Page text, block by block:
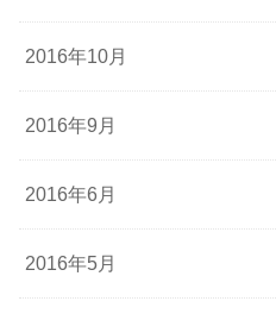
2016年10月
2016年9月
2016年6月
2016年5月